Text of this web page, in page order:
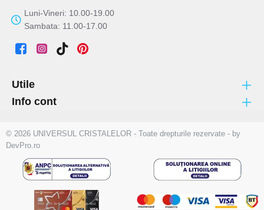
Luni-Vineri: 10.00-19.00
Sambata: 11.00-17.00
Utile
Info cont
© 2026 UNIVERSUL CRISTALELOR - Toate drepturile rezervate - by
DevPro.ro